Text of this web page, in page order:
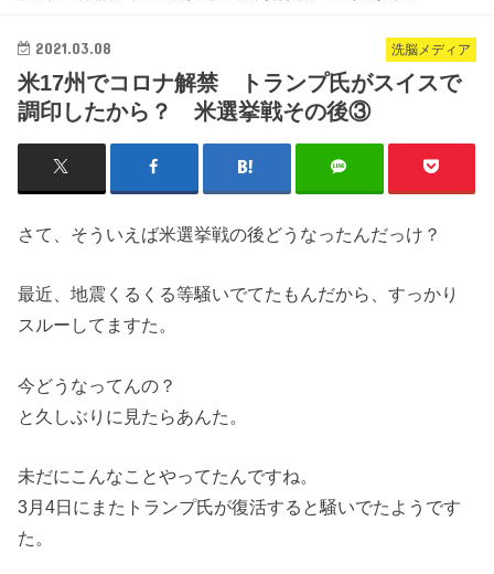
洗脳メディア
2021.03.08
米17州でコロナ解禁 トランプ氏がスイスで
調印したから？ 米選挙戦その後③
さて、そういえば米選挙戦の後どうなったんだっけ？
最近、地震くるくる等騒いでてたもんだから、すっかり
スルーしてますた。
今どうなってんの？
と久しぶりに見たらあんた。
未だにこんなことやってたんですね。
3月4日にまたトランプ氏が復活すると騒いでたようです
た。